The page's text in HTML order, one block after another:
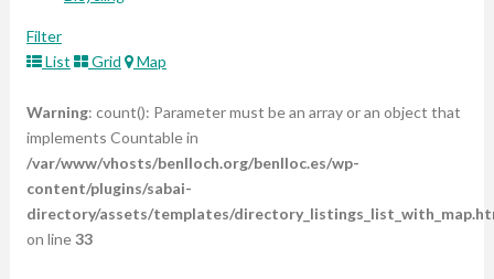
Filter
List
Grid Map
Warning: count(): Parameter must be an array or an object that
implements Countable in
/var/www/vhosts/benlloch.org/benlloc.es/wp-
content/plugins/sabai-
directory/assets/templates/
on line33